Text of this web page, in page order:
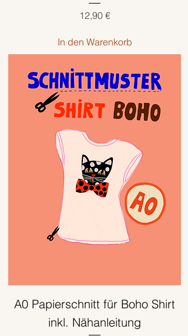
Preis
12,90 €
In den Warenkorb
A0 Papierschnitt für Boho Shirt
inkl. Nähanleitung